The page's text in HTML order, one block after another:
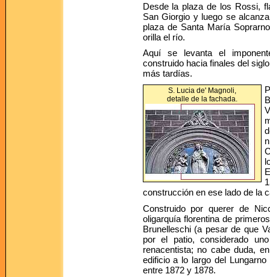
Desde la plaza de los Rossi,
San Giorgio y luego se
plaza de Santa María
orilla el río.
Aquí se levanta el
construido hacia finales del
más tardías.
S. Lucia de' Magnoli,
detalle de la fachada.
construcción en ese lado de la
Construido por querer de
oligarquía florentina de
Brunelleschi (a pesar de que
por el patio, considerado
renacentista; no cabe duda,
edificio a lo largo del
entre 1872 y 1878.